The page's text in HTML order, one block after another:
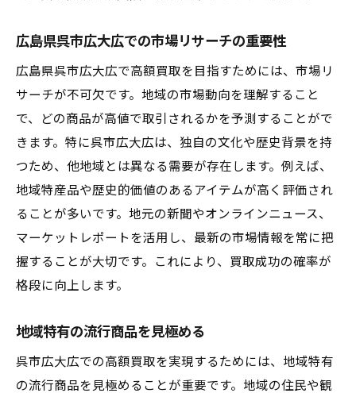
広島県呉市広大広での市場リサーチの重要性
広島県呉市広大広で高額買取を目指すためには、市場リ
サーチが不可欠です。地域の市場動向を理解すること
で、どの商品が高値で取引されるかを予測することがで
きます。特に呉市広大広は、独自の文化や歴史背景を持
つため、他地域とは異なる需要が存在します。例えば、
地域特産品や歴史的価値のあるアイテムが高く評価され
ることが多いです。地元の新聞やオンラインニュース、
マーケットレポートを活用し、最新の市場情報を常に把
握することが大切です。これにより、買取成功の確率が
格段に向上します。
地域特有の流行商品を見極める
呉市広大広での高額買取を実現するためには、地域特有
の流行商品を見極めることが重要です。地域の住民や観